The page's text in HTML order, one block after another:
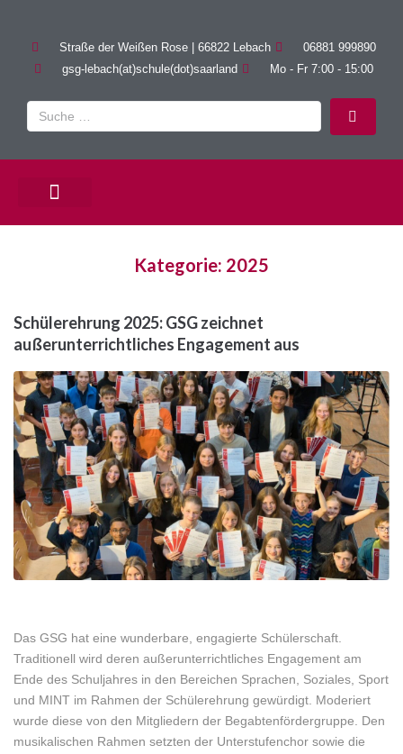
Straße der Weißen Rose | 66822 Lebach
06881 999890
gsg-lebach(at)schule(dot)saarland
Mo - Fr 7:00 - 15:00
Kategorie: 2025
Schülerehrung 2025: GSG zeichnet
außerunterrichtliches Engagement aus
Das GSG hat eine wunderbare, engagierte Schülerschaft.
Traditionell wird deren außerunterrichtliches Engagement am
Ende des Schuljahres in den Bereichen Sprachen, Soziales, Sport
und MINT im Rahmen der Schülerehrung gewürdigt. Moderiert
wurde diese von den Mitgliedern der Begabtenfördergruppe. Den
musikalischen Rahmen setzten der Unterstufenchor sowie die